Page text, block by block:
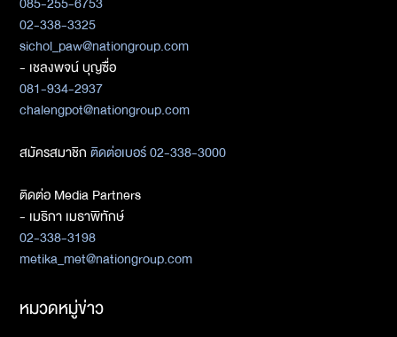
02-338-3325
sichol_paw@nationgroup.com
- เชลงพจน์ บุญซื่อ
081-934-2937
chalengpot@nationgroup.com
สมัครสมาชิกติดต่อเบอร์ 02-338-3000
ติดต่อ Media Partners
- เมธิกา เมธาพิทักษ์
02-338-3198
metika_met@nationgroup.com
หมวดหมู่ข่าว